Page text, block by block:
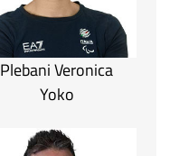
Plebani Veronica
Yoko